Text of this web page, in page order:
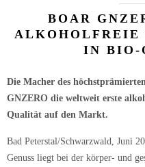
BOAR
ALKOHOLFREIE
IN BIO-
Die Macher des
GNZERO die weltweit erste
Qualität auf den Markt.
Bad Peterstal/Schwarzwald, Juni
Genuss liegt bei der körper- und